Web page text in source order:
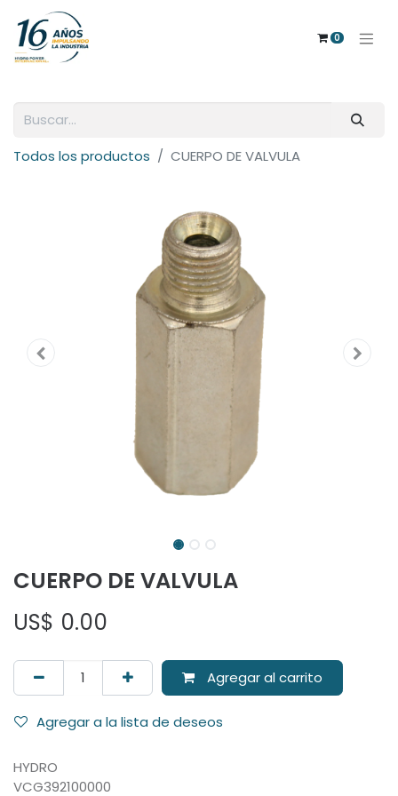
0
Todos los productos CUERPO DE VALVULA
CUERPO DE VALVULA
US$ 0.00
Agregar al carrito
Agregar a la lista de deseos
HYDRO
VCG392100000